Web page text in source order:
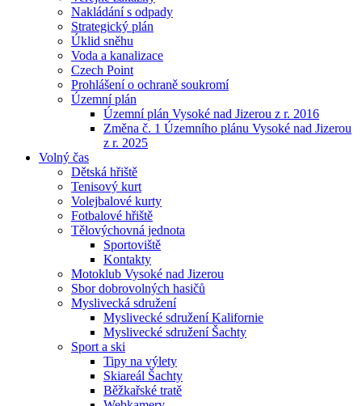
Nakládání s odpady
Strategický plán
Úklid sněhu
Voda a kanalizace
Czech Point
Prohlášení o ochraně soukromí
Územní plán
Územní plán Vysoké nad Jizerou z r. 2016
Změna č. 1 Územního plánu Vysoké nad Jizerou
z r. 2025
Volný čas
Dětská hřiště
Tenisový kurt
Volejbalové kurty
Fotbalové hřiště
Tělovýchovná jednota
Sportoviště
Kontakty
Motoklub Vysoké nad Jizerou
Sbor dobrovolných hasičů
Myslivecká sdružení
Myslivecké sdružení Kalifornie
Myslivecké sdružení Šachty
Sport a ski
Tipy na výlety
Skiareál Šachty
Běžkařské tratě